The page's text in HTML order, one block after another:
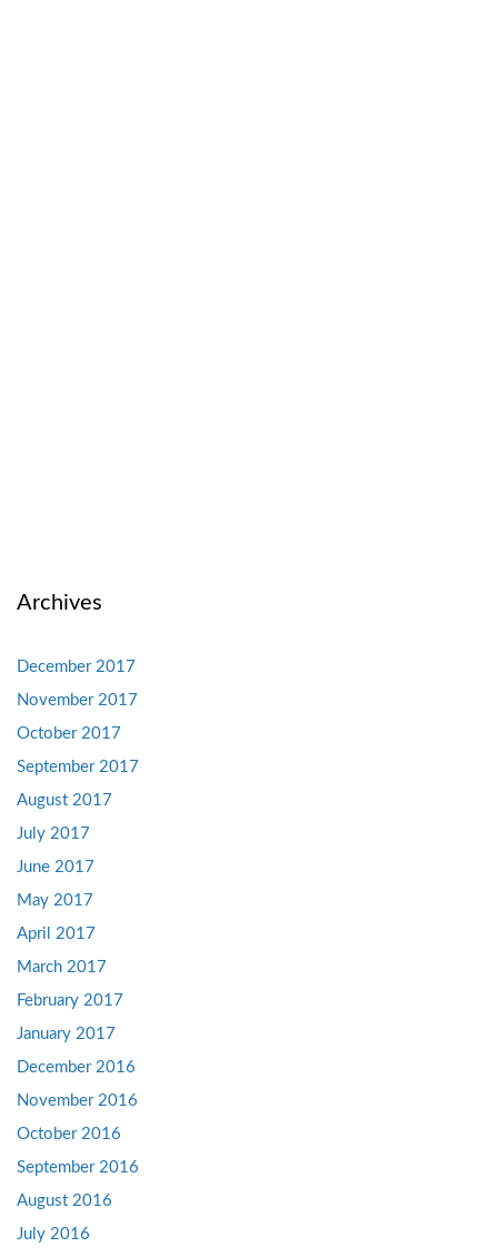
Archives
December 2017
November 2017
October 2017
September 2017
August 2017
July 2017
June 2017
May 2017
April 2017
March 2017
February 2017
January 2017
December 2016
November 2016
October 2016
September 2016
August 2016
July 2016